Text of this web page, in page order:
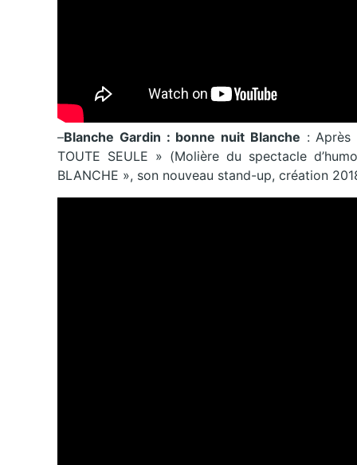
–Blanche Gardin : bonne nuit Blanche : Après
TOUTE SEULE » (Molière du spectacle
BLANCHE », son nouveau stand-up, création